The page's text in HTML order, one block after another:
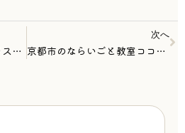
サンダスト様の看板用イラストの制作をさせていただきました。
次へ
京都市のならいごと教室ココロン様のポスティング用チラシを制作させていただきました。